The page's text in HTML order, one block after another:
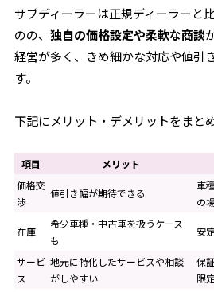
サブディーラーは正規ディーラーと
のの、独自の価格設定や柔軟な商談
経営が多く、きめ細かな対応や値引
す。
下記にメリット・デメリットをまとめ
項目 メリット
価格交
渉
値引き幅が期待できる
車
の
在庫
希少車種・中古車を扱うケース
も
安
サービ
ス
地元に特化したサービスや相談
がしやすい
保
限